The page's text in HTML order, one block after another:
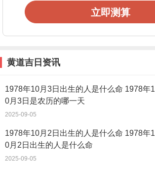
立即测算
黄道吉日资讯
1978年10月3日出生的人是什么命 1978年1
0月3日是农历的哪一天
2025-09-05
1978年10月2日出生的人是什么命 1978年1
0月2日出生的人是什么命
2025-09-05